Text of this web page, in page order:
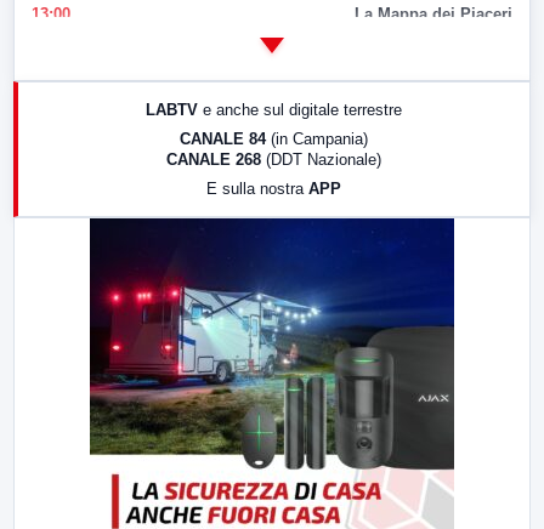
13:00 La Mappa dei Piaceri
LABTV e anche sul digitale terrestre
CANALE 84 (in Campania)
CANALE 268 (DDT Nazionale)
E sulla nostra APP